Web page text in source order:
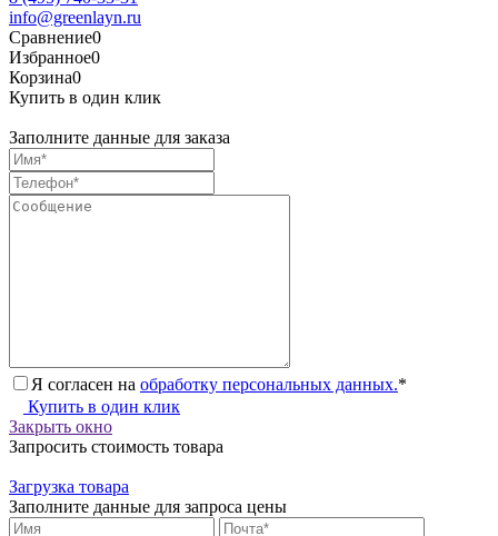
info@greenlayn.ru
Сравнение0
Избранное0
Корзина0
Купить в один клик
Заполните данные для заказа
Я согласен на обработку персональных данных.*
Купить в один клик
Закрыть окно
Запросить стоимость товара
Загрузка товара
Заполните данные для запроса цены